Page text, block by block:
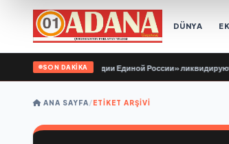
DÜNYA
SON DAKİKA
«Молодой Гвардии Единой России» ликвидируют
ANA SAYFA/ETIKET ARŞIVI